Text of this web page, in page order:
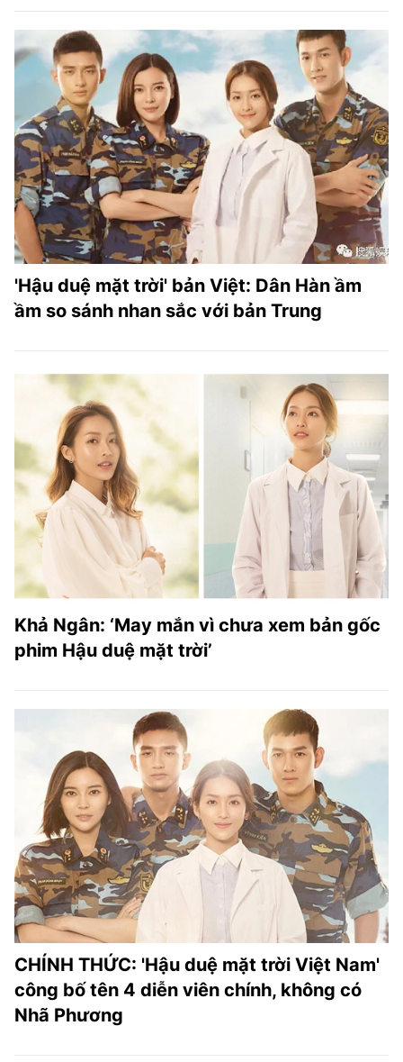
'Hậu duệ mặt trời' bản Việt: Dân Hàn ầm
ầm so sánh nhan sắc với bản Trung
Khả Ngân: ‘May mắn vì chưa xem bản gốc
phim Hậu duệ mặt trời’
CHÍNH THỨC: 'Hậu duệ mặt trời Việt Nam'
công bố tên 4 diễn viên chính, không có
Nhã Phương